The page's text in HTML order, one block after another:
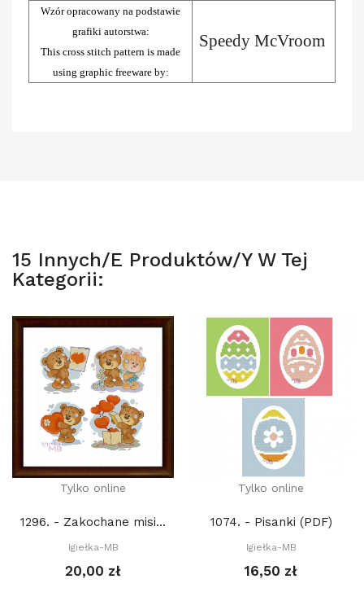
Wzór opracowany na podstawie
grafiki autorstwa:
This cross stitch pattern is made
using graphic freeware by:
Speedy McVroom
15 Innych/e Produktów/y W Tej
Kategorii:
Tylko online
1296. - Zakochane misie I (duże) (PDF)
Igiełka-MB
20,00 zł
Tylko online
1074. - Pisanki (PDF)
Igiełka-MB
16,50 zł